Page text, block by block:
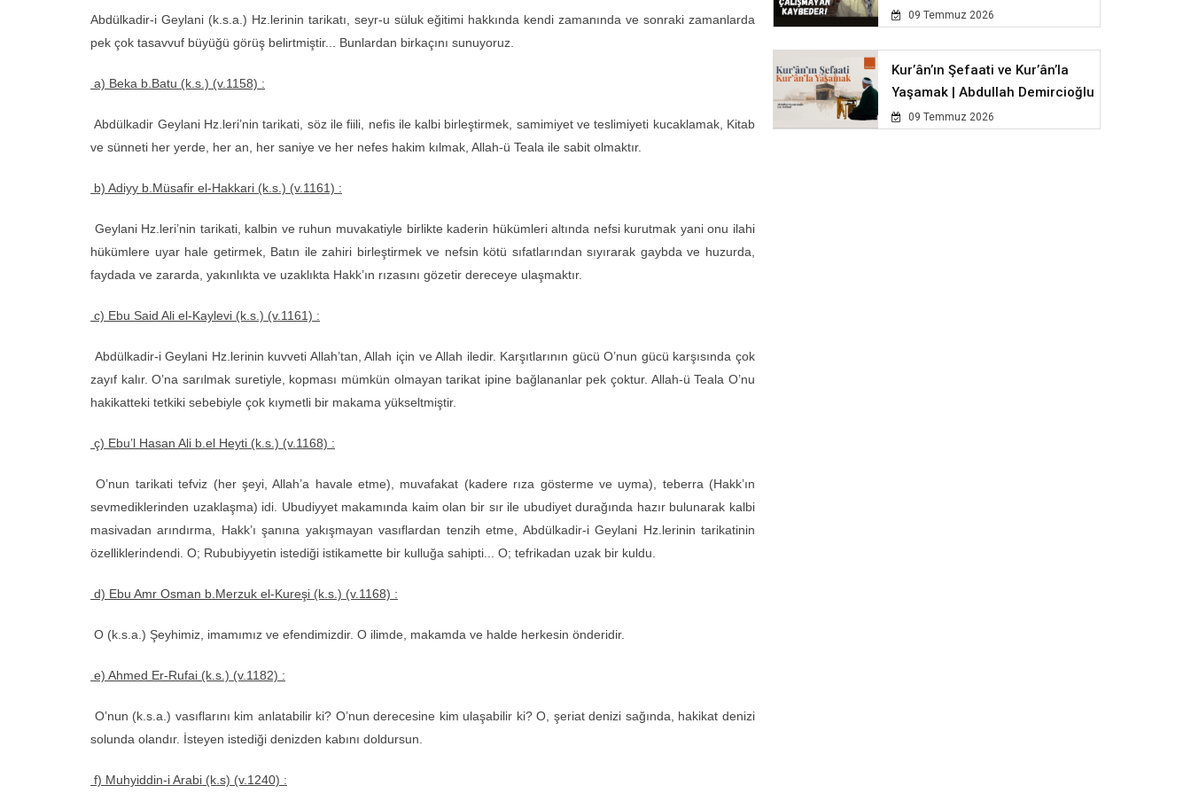
Abdülkadir-i Geylani (k.s.a.) Hz.lerinin tarikatı, seyr-u süluk eğitimi hakkında kendi zamanında ve sonraki zamanlarda
pek çok tasavvuf büyüğü görüş belirtmiştir... Bunlardan birkaçını sunuyoruz.
a) Beka b.Batu (k.s.) (v.1158) :
Abdülkadir Geylani Hz.leri’nin tarikati, söz ile fiili, nefis ile kalbi birleştirmek, samimiyet ve teslimiyeti kucaklamak, Kitab
ve sünneti her yerde, her an, her saniye ve her nefes hakim kılmak, Allah-ü Teala ile sabit olmaktır.
b) Adiyy b.Müsafir el-Hakkari (k.s.) (v.1161) :
Geylani Hz.leri’nin tarikati, kalbin ve ruhun muvakatiyle birlikte kaderin hükümleri altında nefsi kurutmak yani onu ilahi
hükümlere uyar hale getirmek, Batın ile zahiri birleştirmek ve nefsin kötü sıfatlarından sıyırarak gaybda ve huzurda,
faydada ve zararda, yakınlıkta ve uzaklıkta Hakk’ın rızasını gözetir dereceye ulaşmaktır.
c) Ebu Said Ali el-Kaylevi (k.s.) (v.1161) :
Abdülkadir-i Geylani Hz.lerinin kuvveti Allah’tan, Allah için ve Allah iledir. Karşıtlarının gücü O’nun gücü karşısında çok
zayıf kalır. O’na sarılmak suretiyle, kopması mümkün olmayan tarikat ipine bağlananlar pek çoktur. Allah-ü Teala O’nu
hakikatteki tetkiki sebebiyle çok kıymetli bir makama yükseltmiştir.
ç) Ebu’l Hasan Ali b.el Heyti (k.s.) (v.1168) :
O’nun tarikati tefviz (her şeyi, Allah’a havale etme), muvafakat (kadere rıza gösterme ve uyma), teberra (Hakk’ın
sevmediklerinden uzaklaşma) idi. Ubudiyyet makamında kaim olan bir sır ile ubudiyet durağında hazır bulunarak kalbi
masivadan arındırma, Hakk’ı şanına yakışmayan vasıflardan tenzih etme, Abdülkadir-i Geylani Hz.lerinin tarikatinin
özelliklerindendi. O; Rububiyyetin istediği istikamette bir kulluğa sahipti... O; tefrikadan uzak bir kuldu.
d) Ebu Amr Osman b.Merzuk el-Kureşi (k.s.) (v.1168) :
O (k.s.a.) Şeyhimiz, imamımız ve efendimizdir. O ilimde, makamda ve halde herkesin önderidir.
e) Ahmed Er-Rufai (k.s.) (v.1182) :
O’nun (k.s.a.) vasıflarını kim anlatabilir ki? O’nun derecesine kim ulaşabilir ki? O, şeriat denizi sağında, hakikat denizi
solunda olandır. İsteyen istediği denizden kabını doldursun.
f) Muhyiddin-i Arabi (k.s) (v.1240) :
09 Temmuz 2026
Kur’ân’ın Şefaati ve Kur’ân’la
Yaşamak | Abdullah Demircioğlu
09 Temmuz 2026